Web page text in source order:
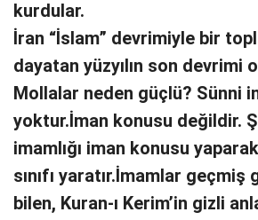
kurdular.
İran “İslam” devrimiyle bir
dayatan yüzyılın son devrimi
Mollalar neden güçlü? Sünni
yoktur.İman konusu değildir.
imamlığı iman konusu
sınıfı yaratır.İmamlar
bilen, Kuran-ı Kerim’in gizli